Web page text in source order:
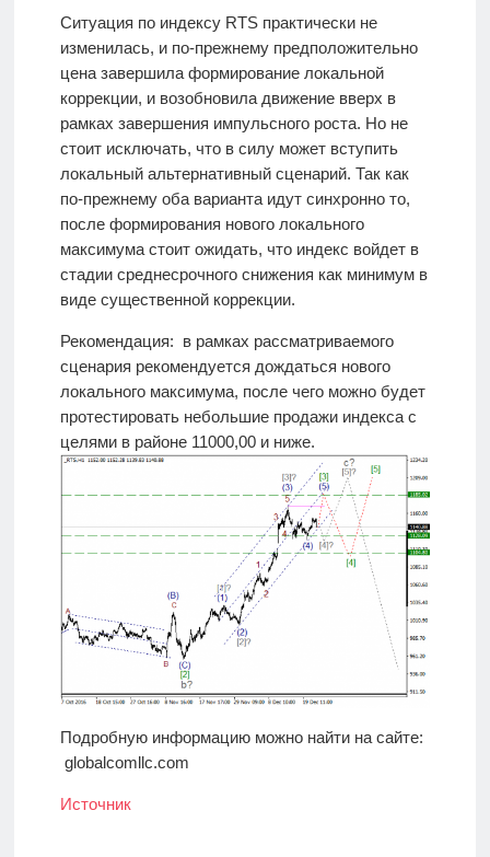
Ситуация по индексу RTS практически не
изменилась, и по-прежнему предположительно
цена завершила формирование локальной
коррекции, и возобновила движение вверх в
рамках завершения импульсного роста. Но не
стоит исключать, что в силу может вступить
локальный альтернативный сценарий. Так как
по-прежнему оба варианта идут синхронно то,
после формирования нового локального
максимума стоит ожидать, что индекс войдет в
стадии среднесрочного снижения как минимум в
виде существенной коррекции.
Рекомендация: в рамках рассматриваемого
сценария рекомендуется дождаться нового
локального максимума, после чего можно будет
протестировать небольшие продажи индекса с
целями в районе 11000,00 и ниже.
Подробную информацию можно найти на сайте:
globalcomllc.com
Источник